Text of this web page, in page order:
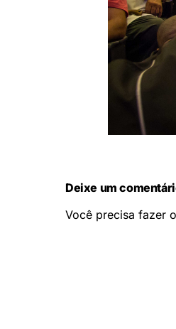
Deixe um
Você precisa fazer o